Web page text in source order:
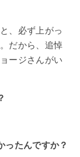
、必ず上がっ
だから、追悼
ージさんがい
たんですか？